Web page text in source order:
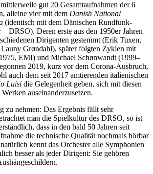
gut 20 Gesamtaufnahmen der 6
alleine vier mit dem Danish National
(identisch mit dem Dänischen Rundfunk-
– DRSO). Deren erste aus den 1950er Jahren
Dirigenten gestemmt (Erik Tuxen,
Launy Grøndahl), später folgten Zyklen mit
EMI) und Michael Schønwandt (1999–
2019, kurz vor dem Corona-Ausbruch,
auch dem seit 2017 amtierenden italienischen
Luisi die Gelegenheit geben, sich mit diesen
auseinanderzusetzen.
zu nehmen: Das Ergebnis fällt sehr
man die Spielkultur des DRSO, so ist
dass in den bald 50 Jahren seit
die technische Qualität nochmals hörbar
kennt das Orchester alle Symphonien
besser als jeder Dirigent: Sie gehören